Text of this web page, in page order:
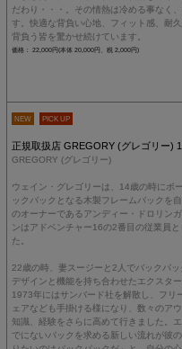
だわり・・・。その情熱は冷める事なく
す。快適な背負い心地、フィット感、耐
背負う皆を驚かせ続けています。
価格： 22,000円(本体 20,000円、税 2,000円)
NEW PICK UP
正規取扱店 GREGORY (グレゴリー)
GREGORY (グレゴリー)
ウェイン・グレゴリーは、14歳の時にボ
ックパックとなる木製フレームパックを
のオーナーであるアンディー・ドロリン
ンはアドベンチャー16の2番目の従業員
た。
22歳の時、妻スージーと2人でバックパ
デザインと機能を持ち合わせたエクスタ
1973年にはサンバード社を解散し、フリ
ェアなども手掛ける様になり、数々のア
知識、経験をさらに高めて行きました。
でにないパックを求める新しい流れが彼